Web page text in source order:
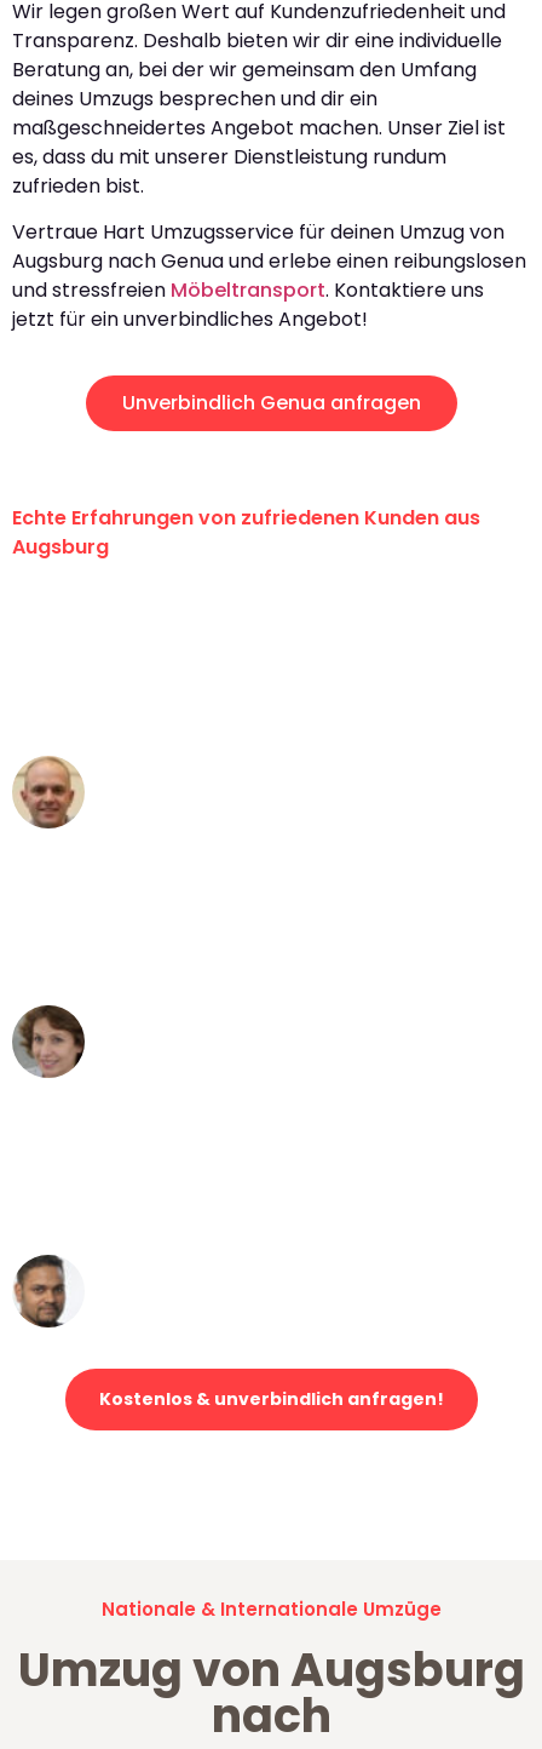
Wir legen großen Wert auf Kundenzufriedenheit und
Transparenz. Deshalb bieten wir dir eine individuelle
Beratung an, bei der wir gemeinsam den Umfang
deines Umzugs besprechen und dir ein
maßgeschneidertes Angebot machen. Unser Ziel ist
es, dass du mit unserer Dienstleistung rundum
zufrieden bist.
Vertraue Hart Umzugsservice für deinen Umzug von
Augsburg nach Genua und erlebe einen reibungslosen
und stressfreien Möbeltransport. Kontaktiere uns
jetzt für ein unverbindliches Angebot!
Unverbindlich Genua anfragen
Echte Erfahrungen von zufriedenen Kunden aus
Augsburg
Kostenlos & unverbindlich anfragen!
Nationale & Internationale Umzüge
Umzug von Augsburg
nach